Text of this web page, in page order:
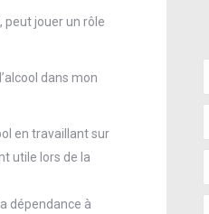
peut jouer un rôle
dans mon
en travaillant sur
utile lors de la
dépendance à